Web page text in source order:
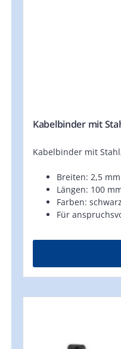
Kabelbinder mit
Kabelbinder mit
Breiten: 2,5
Längen: 100
Farben:
Für